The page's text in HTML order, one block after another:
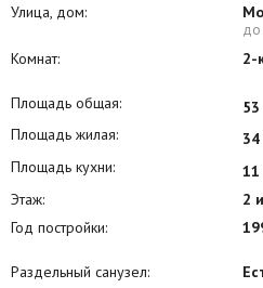
Улица, дом:
до
Комнат: 2-
Площадь общая:
Площадь жилая:
Площадь кухни:
Этаж:
2
Год постройки:
Раздельный санузел: